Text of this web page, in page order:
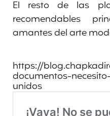
El resto de las
recomendables
amantes del arte
https://
documentos-
unidos